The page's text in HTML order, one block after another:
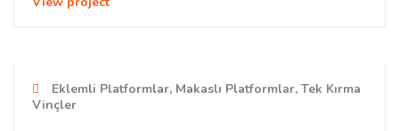
Eklemli Platformlar, Makaslı Platformlar, Tek Kırma
Vinçler